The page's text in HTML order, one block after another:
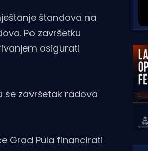
štandova na
Po završetku
osigurati
se završetak radova
Grad Pula financirati